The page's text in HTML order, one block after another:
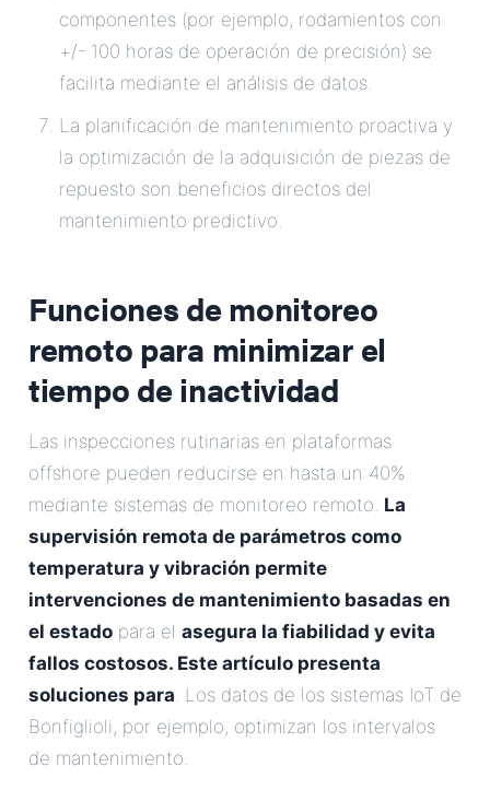
componentes (por ejemplo, rodamientos con
+/- 100 horas de operación de precisión) se
facilita mediante el análisis de datos.
La planificación de mantenimiento proactiva y
la optimización de la adquisición de piezas de
repuesto son beneficios directos del
mantenimiento predictivo.
Funciones de monitoreo
remoto para minimizar el
tiempo de inactividad
Las inspecciones rutinarias en plataformas
offshore pueden reducirse en hasta un 40%
mediante sistemas de monitoreo remoto. La
supervisión remota de parámetros como
temperatura y vibración permite
intervenciones de mantenimiento basadas en
el estado para el asegura la fiabilidad y evita
fallos costosos. Este artículo presenta
soluciones para. Los datos de los sistemas IoT de
Bonfiglioli, por ejemplo, optimizan los intervalos
de mantenimiento.